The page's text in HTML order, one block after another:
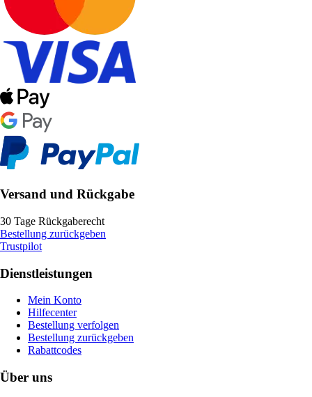
Versand und Rückgabe
30 Tage Rückgaberecht
Bestellung zurückgeben
Trustpilot
Dienstleistungen
Mein Konto
Hilfecenter
Bestellung verfolgen
Bestellung zurückgeben
Rabattcodes
Über uns